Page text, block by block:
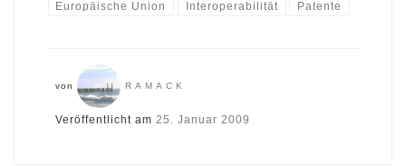
Europäische Union Interoperabilität Patente
von RAMACK
Veröffentlicht am 25. Januar 2009